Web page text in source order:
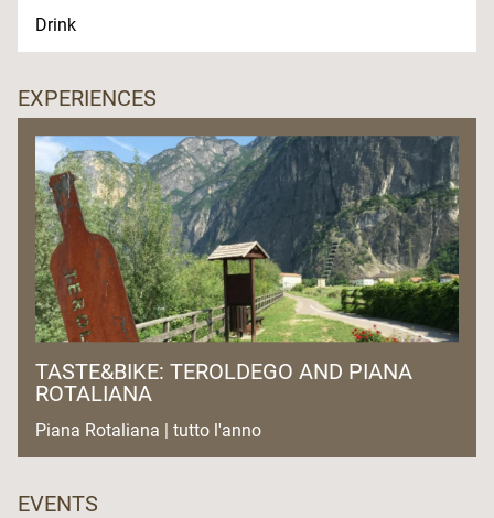
Drink
EXPERIENCES
TASTE&BIKE: TEROLDEGO AND PIANA
ROTALIANA
Piana Rotaliana | tutto l'anno
EVENTS